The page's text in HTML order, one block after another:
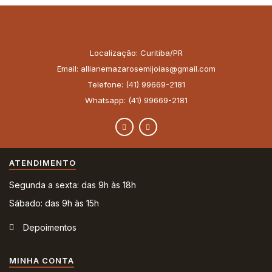
Localização: Curitiba/PR
Email: allianemazarosemijoias@gmail.com
Telefone: (41) 99669-2181
Whatsapp: (41) 99669-2181
ATENDIMENTO
Segunda a sexta: das 9h às 18h
Sábado: das 9h às 15h
Depoimentos
MINHA CONTA